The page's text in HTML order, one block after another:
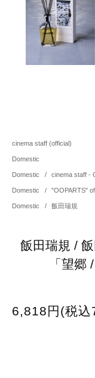
cinema staff (official)
Domestic
Domestic / cinema staff -
Domestic / "OOPARTS"
Domestic / 飯田瑞規
飯田瑞規 /
「望郷
6,818円(税